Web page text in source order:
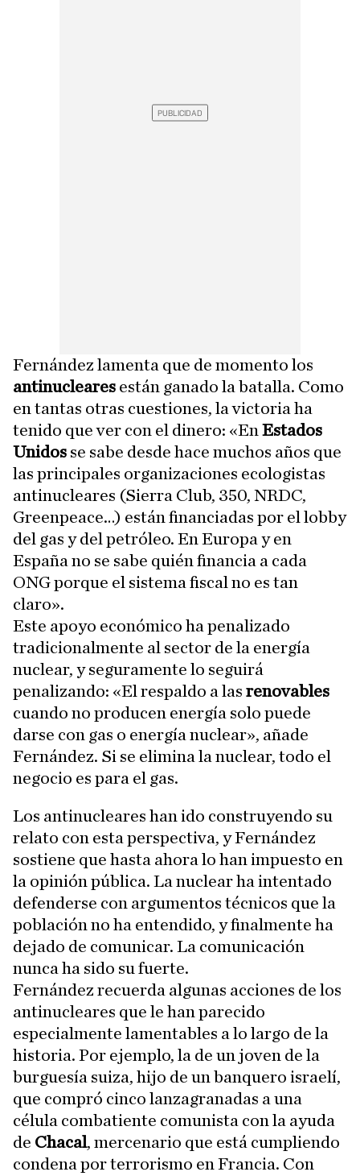
Fernández lamenta que de momento los
antinucleares están ganado la batalla. Como
en tantas otras cuestiones, la victoria ha
tenido que ver con el dinero: «En Estados
Unidos se sabe desde hace muchos años que
las principales organizaciones ecologistas
antinucleares (Sierra Club, 350, NRDC,
Greenpeace…) están financiadas por el lobby
del gas y del petróleo. En Europa y en
España no se sabe quién financia a cada
ONG porque el sistema fiscal no es tan
claro».
Este apoyo económico ha penalizado
tradicionalmente al sector de la energía
nuclear, y seguramente lo seguirá
penalizando: «El respaldo a las renovables
cuando no producen energía solo puede
darse con gas o energía nuclear», añade
Fernández. Si se elimina la nuclear, todo el
negocio es para el gas.
Los antinucleares han ido construyendo su
relato con esta perspectiva, y Fernández
sostiene que hasta ahora lo han impuesto en
la opinión pública. La nuclear ha intentado
defenderse con argumentos técnicos que la
población no ha entendido, y finalmente ha
dejado de comunicar. La comunicación
nunca ha sido su fuerte.
Fernández recuerda algunas acciones de los
antinucleares que le han parecido
especialmente lamentables a lo largo de la
historia. Por ejemplo, la de un joven de la
burguesía suiza, hijo de un banquero israelí,
que compró cinco lanzagranadas a una
célula combatiente comunista con la ayuda
de Chacal, mercenario que está cumpliendo
condena por terrorismo en Francia. Con